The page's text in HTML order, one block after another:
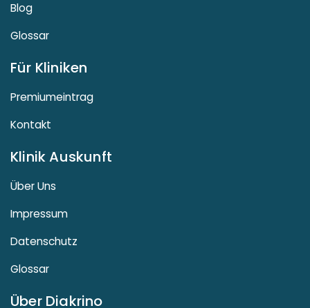
Blog
Glossar
Für Kliniken
Premiumeintrag
Kontakt
Klinik Auskunft
Über Uns
Impressum
Datenschutz
Glossar
Über Diakrino